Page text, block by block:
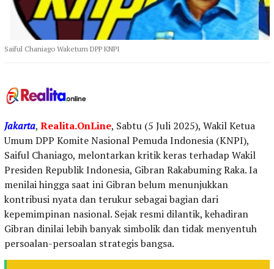
Saiful Chaniago Waketum DPP KNPI
Jakarta, Realita.OnLine, Sabtu (5 Juli 2025), Wakil Ketua
Umum DPP Komite Nasional Pemuda Indonesia (KNPI),
Saiful Chaniago, melontarkan kritik keras terhadap Wakil
Presiden Republik Indonesia, Gibran Rakabuming Raka. Ia
menilai hingga saat ini Gibran belum menunjukkan
kontribusi nyata dan terukur sebagai bagian dari
kepemimpinan nasional. Sejak resmi dilantik, kehadiran
Gibran dinilai lebih banyak simbolik dan tidak menyentuh
persoalan-persoalan strategis bangsa.